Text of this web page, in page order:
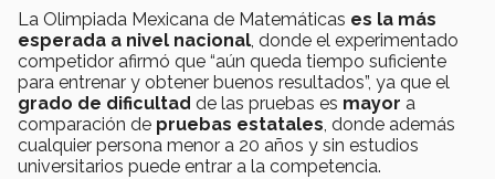
La Olimpiada Mexicana de Matemáticas es la más
esperada a nivel nacional, donde el experimentado
competidor afirmó que “aún queda tiempo suficiente
para entrenar y obtener buenos resultados”, ya que el
grado de dificultad de las pruebas es mayor a
comparación de pruebas estatales, donde además
cualquier persona menor a 20 años y sin estudios
universitarios puede entrar a la competencia.